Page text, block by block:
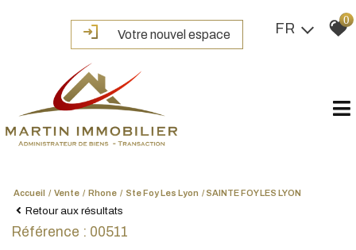
Votre nouvel espace FR
0
Accueil Vente Rhone Ste Foy Les Lyon SAINTE FOY LES LYON
Retour aux résultats
Référence : 00511